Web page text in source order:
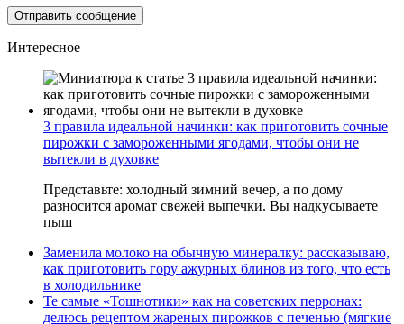
Интересное
3 правила идеальной начинки: как приготовить сочные
пирожки с замороженными ягодами, чтобы они не
вытекли в духовке
Представьте: холодный зимний вечер, а по дому
разносится аромат свежей выпечки. Вы надкусываете
пыш
Заменила молоко на обычную минералку: рассказываю,
как приготовить гору ажурных блинов из того, что есть
в холодильнике
Те самые «Тошнотики» как на советских перронах:
делюсь рецептом жареных пирожков с печенью (мягкие